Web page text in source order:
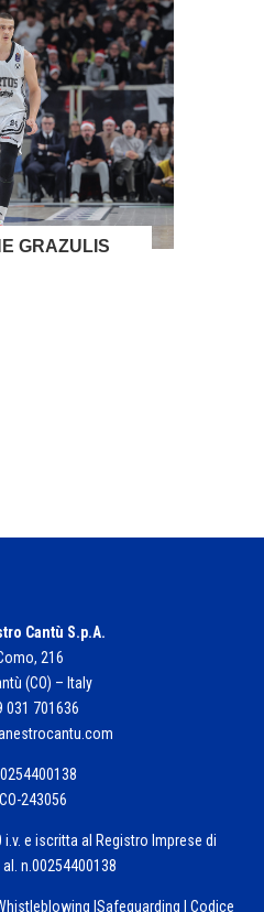
GRAZULIS
Cantù S.p.A.
216
(CO) – Italy
031 701636
243056
e iscritta al Registro Imprese di
n.00254400138
Safeguarding Codice